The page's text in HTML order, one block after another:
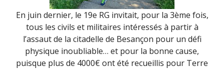
En juin dernier, le 19e RG invitait, pour la 3ème fois,
tous les civils et militaires intéressés à partir à
l’assaut de la citadelle de Besançon pour un défi
physique inoubliable… et pour la bonne cause,
puisque plus de 4000€ ont été recueillis pour Terre